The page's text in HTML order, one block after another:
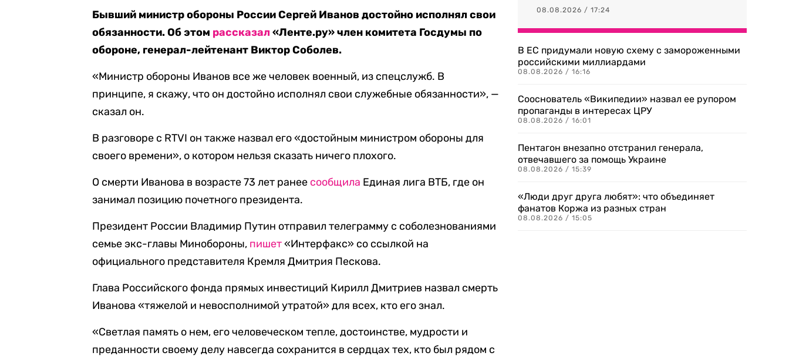
Бывший министр обороны России Сергей Иванов достойно исполнял свои
обязанности. Об этом рассказал«Ленте.ру» член комитета Госдумы по
обороне, генерал-лейтенант Виктор Соболев.
«Министр обороны Иванов все же человек военный, из спецслужб. В
принципе, я скажу, что он достойно исполнял свои служебные обязанности», —
сказал он.
В разговоре с RTVI он также назвал его «достойным министром обороны для
своего времени», о котором нельзя сказать ничего плохого.
О смерти Иванова в возрасте 73 лет ранее сообщила Единая лига ВТБ, где он
занимал позицию почетного президента.
Президент России Владимир Путин отправил телеграмму с соболезнованиями
семье экс-главы Минобороны, пишет«Интерфакс» со ссылкой на
официального представителя Кремля Дмитрия Пескова.
Глава Российского фонда прямых инвестиций Кирилл Дмитриев назвал смерть
Иванова «тяжелой и невосполнимой утратой» для всех, кто его знал.
«Светлая память о нем, его человеческом тепле, достоинстве, мудрости и
преданности своему делу навсегда сохранится в сердцах тех, кто был рядом с
08.08.2026 / 17:24
В ЕС придумали новую схему с замороженными
российскими миллиардами
08.08.2026 / 16:16
Сооснователь «Википедии» назвал ее рупором
пропаганды в интересах ЦРУ
08.08.2026 / 16:01
Пентагон внезапно отстранил генерала,
отвечавшего за помощь Украине
08.08.2026 / 15:39
«Люди друг друга любят»: что объединяет
фанатов Коржа из разных стран
08.08.2026 / 15:05